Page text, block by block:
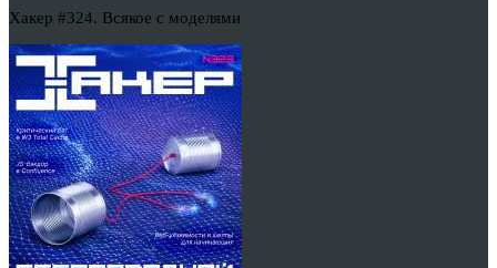
Хакер #324. Всякое с моделями